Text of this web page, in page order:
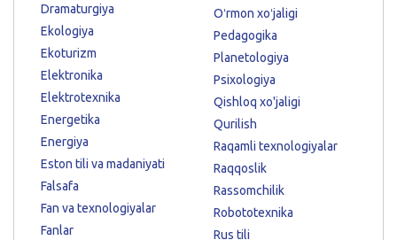
Dramaturgiya
Ekologiya
Ekoturizm
Elektronika
Elektrotexnika
Energetika
Energiya
Eston tili va madaniyati
Falsafa
Fan va texnologiyalar
Fanlar
Oʻrmon xoʻjaligi
Pedagogika
Planetologiya
Psixologiya
Qishloq xo'jaligi
Qurilish
Raqamli texnologiyalar
Raqqoslik
Rassomchilik
Robototexnika
Rus tili